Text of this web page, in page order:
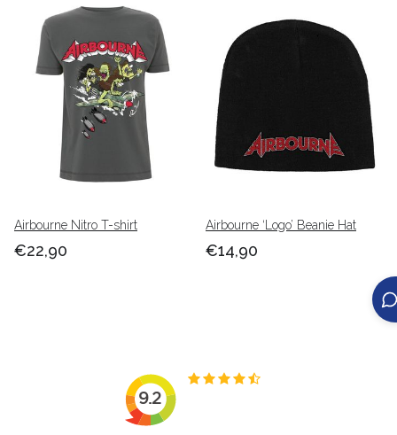
Airbourne Nitro T-shirt
€22,90
Airbourne ‘Logo’ Beanie Hat
€14,90